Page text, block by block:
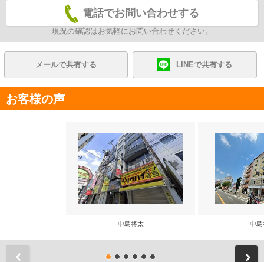
電話でお問い合わせする
現況の確認はお気軽にお問い合わせください。
メールで共有する LINEで共有する
お客様の声
中島将太 中島